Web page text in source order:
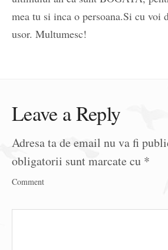
mea tu si inca o persoana.Si cu voi
usor. Multumesc!
Leave a Reply
Adresa ta de email nu va fi
obligatorii sunt marcate cu *
Comment